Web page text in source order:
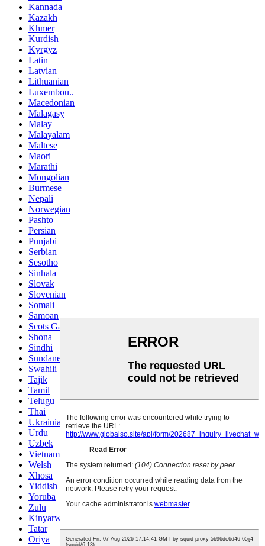
Kannada
Kazakh
Khmer
Kurdish
Kyrgyz
Latin
Latvian
Lithuanian
Luxembou..
Macedonian
Malagasy
Malay
Malayalam
Maltese
Maori
Marathi
Mongolian
Burmese
Nepali
Norwegian
Pashto
Persian
Punjabi
Serbian
Sesotho
Sinhala
Slovak
Slovenian
Somali
Samoan
Scots Gaelic
Shona
Sindhi
Sundanese
Swahili
Tajik
Tamil
Telugu
Thai
Ukrainian
Urdu
Uzbek
Vietnamese
Welsh
Xhosa
Yiddish
Yoruba
Zulu
Kinyarwanda
Tatar
Oriya